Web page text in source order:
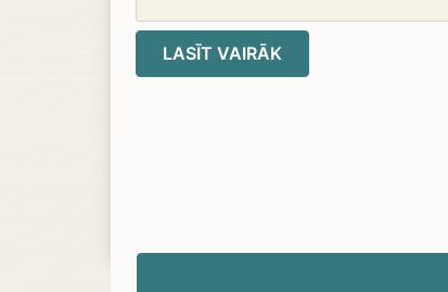
LASĪT VAIRĀK